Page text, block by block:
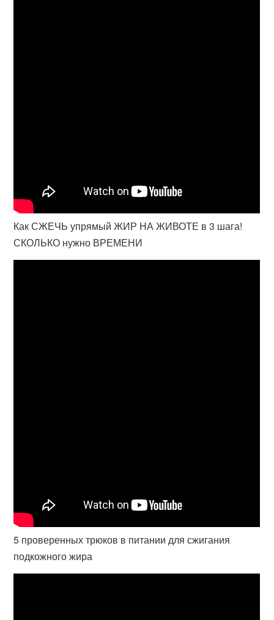
Как СЖЕЧЬ упрямый ЖИР НА ЖИВОТЕ в 3 шага!
СКОЛЬКО нужно ВРЕМЕНИ
5 проверенных трюков в питании для сжигания
подкожного жира